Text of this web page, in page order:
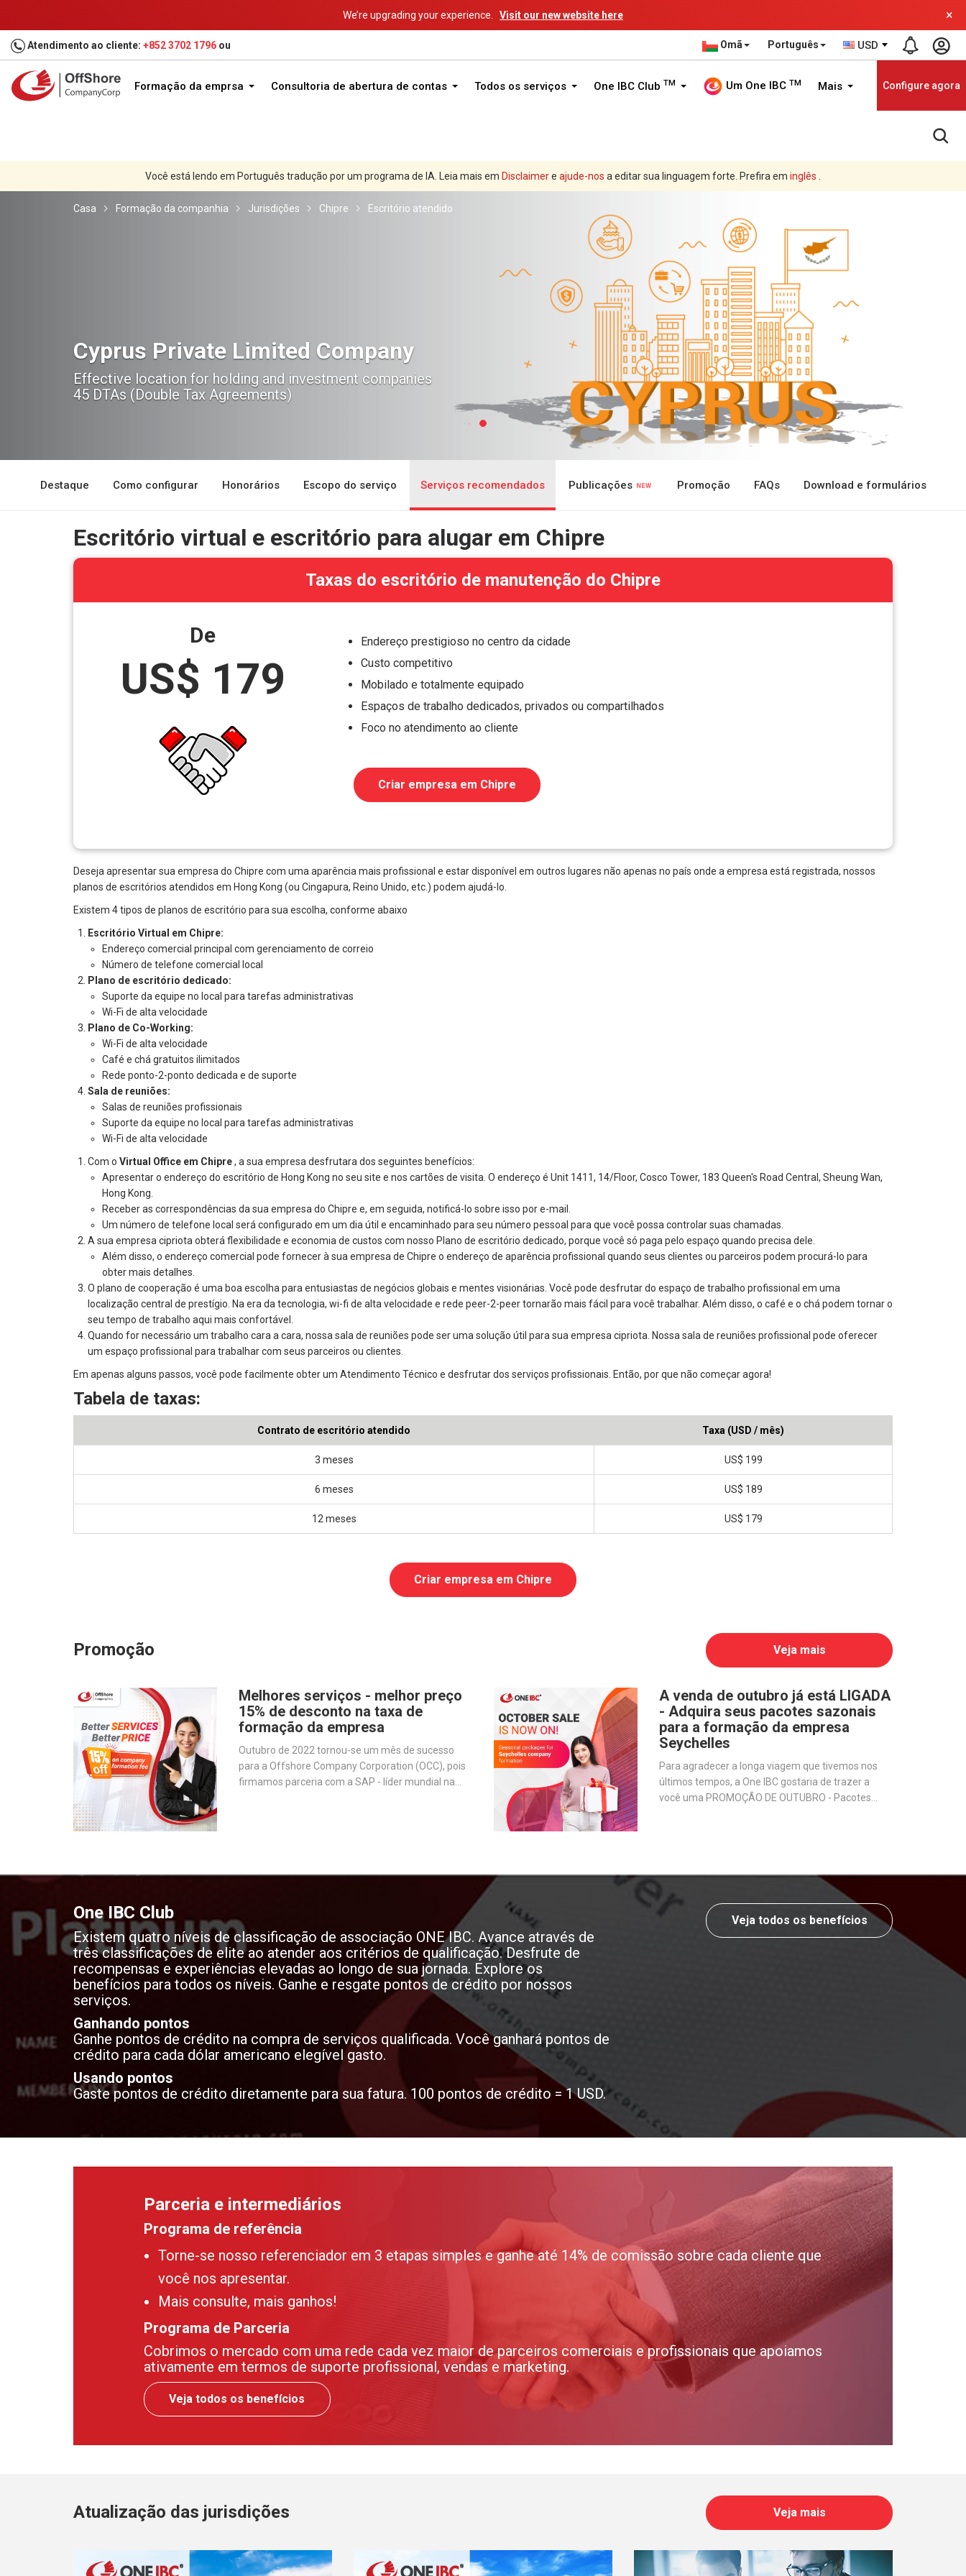
We’re upgrading your experience. Visit our new website here ×
Atendimento ao cliente: +852 3702 1796 ou Omã Português USD
Formação da emprsa Consultoria de abertura de contas Todos os serviços One IBC Club TM Um One IBC TM Mais Configure agora
Você está lendo em Português tradução por um programa de IA. Leia mais em Disclaimere ajude-nos a editar sua linguagem forte. Prefira em inglês .
Casa Formação da companhia Jurisdições Chipre Escritório atendido
Cyprus Private Limited Company
Effective location for holding and investment companies
45 DTAs (Double Tax Agreements)
Destaque Como configurar Honorários Escopo do serviço Serviços recomendados Publicações Promoção FAQs Download e formulários
Escritório virtual e escritório para alugar em Chipre
Taxas do escritório de manutenção do Chipre
De
US$ 179
Endereço prestigioso no centro da cidade
Custo competitivo
Mobilado e totalmente equipado
Espaços de trabalho dedicados, privados ou compartilhados
Foco no atendimento ao cliente
Criar empresa em Chipre
Deseja apresentar sua empresa do Chipre com uma aparência mais profissional e estar disponível em outros lugares não apenas no país onde a empresa está registrada, nossos
planos de escritórios atendidos em Hong Kong (ou Cingapura, Reino Unido, etc.) podem ajudá-lo.
Existem 4 tipos de planos de escritório para sua escolha, conforme abaixo
Escritório Virtual em Chipre:
Endereço comercial principal com gerenciamento de correio
Número de telefone comercial local
Plano de escritório dedicado:
Suporte da equipe no local para tarefas administrativas
Wi-Fi de alta velocidade
Plano de Co-Working:
Wi-Fi de alta velocidade
Café e chá gratuitos ilimitados
Rede ponto-2-ponto dedicada e de suporte
Sala de reuniões:
Salas de reuniões profissionais
Suporte da equipe no local para tarefas administrativas
Wi-Fi de alta velocidade
Com o Virtual Office em Chipre, a sua empresa desfrutara dos seguintes benefícios:
Apresentar o endereço do escritório de Hong Kong no seu site e nos cartões de visita. O endereço é Unit 1411, 14/Floor, Cosco Tower, 183 Queen's Road Central, Sheung Wan,
Hong Kong.
Receber as correspondências da sua empresa do Chipre e, em seguida, notificá-lo sobre isso por e-mail.
Um número de telefone local será configurado em um dia útil e encaminhado para seu número pessoal para que você possa controlar suas chamadas.
A sua empresa cipriota obterá flexibilidade e economia de custos com nosso Plano de escritório dedicado, porque você só paga pelo espaço quando precisa dele.
Além disso, o endereço comercial pode fornecer à sua empresa de Chipre o endereço de aparência profissional quando seus clientes ou parceiros podem procurá-lo para
obter mais detalhes.
O plano de cooperação é uma boa escolha para entusiastas de negócios globais e mentes visionárias. Você pode desfrutar do espaço de trabalho profissional em uma
localização central de prestígio. Na era da tecnologia, wi-fi de alta velocidade e rede peer-2-peer tornarão mais fácil para você trabalhar. Além disso, o café e o chá podem tornar o
seu tempo de trabalho aqui mais confortável.
Quando for necessário um trabalho cara a cara, nossa sala de reuniões pode ser uma solução útil para sua empresa cipriota. Nossa sala de reuniões profissional pode oferecer
um espaço profissional para trabalhar com seus parceiros ou clientes.
Em apenas alguns passos, você pode facilmente obter um Atendimento Técnico e desfrutar dos serviços profissionais. Então, por que não começar agora!
Tabela de taxas:
Contrato de escritório atendido Taxa (USD / mês)
3 meses US$ 199
6 meses US$ 189
12 meses US$ 179
Criar empresa em Chipre
Promoção
Melhores serviços - melhor preço
15% de desconto na taxa de
formação da empresa
Outubro de 2022 tornou-se um mês de sucesso
para a Offshore Company Corporation (OCC), pois
firmamos parceria com a SAP - líder mundial na
A venda de outubro já está LIGADA
- Adquira seus pacotes sazonais
para a formação da empresa
Seychelles
Para agradecer a longa viagem que tivemos nos
últimos tempos, a One IBC gostaria de trazer a
você uma PROMOÇÃO DE OUTUBRO - Pacotes
Veja mais
One IBC Club
Existem quatro níveis de classificação de associação ONE IBC. Avance através de
três classificações de elite ao atender aos critérios de qualificação. Desfrute de
recompensas e experiências elevadas ao longo de sua jornada. Explore os
benefícios para todos os níveis. Ganhe e resgate pontos de crédito por nossos
serviços.
Ganhando pontos
Ganhe pontos de crédito na compra de serviços qualificada. Você ganhará pontos de
crédito para cada dólar americano elegível gasto.
Usando pontos
Gaste pontos de crédito diretamente para sua fatura. 100 pontos de crédito = 1 USD.
Veja todos os benefícios
Parceria e intermediários
Programa de referência
Torne-se nosso referenciador em 3 etapas simples e ganhe até 14% de comissão sobre cada cliente que
você nos apresentar.
Mais consulte, mais ganhos!
Programa de Parceria
Cobrimos o mercado com uma rede cada vez maior de parceiros comerciais e profissionais que apoiamos
ativamente em termos de suporte profissional, vendas e marketing.
Veja todos os benefícios
Atualização das jurisdições Veja mais